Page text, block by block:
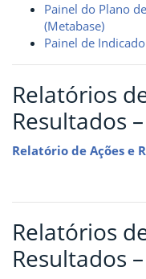
Painel do Plano
(Metabase)
Painel de
Relatórios
Resultados
Relatório de Ações e
Relatórios
Resultados